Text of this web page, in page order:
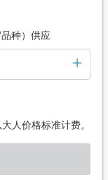
种）供应
人价格标准计费。